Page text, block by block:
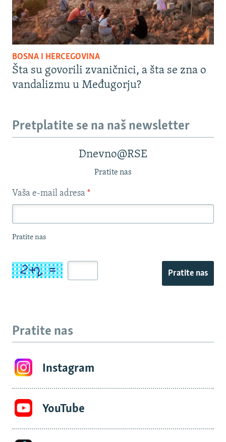
BOSNA I HERCEGOVINA
Šta su govorili zvaničnici, a šta se zna o
vandalizmu u Međugorju?
Pretplatite se na naš newsletter
Dnevno@RSE
Pratite nas
Vaša e-mail adresa *
Pratite nas
Pratite nas
Pratite nas
Instagram
YouTube